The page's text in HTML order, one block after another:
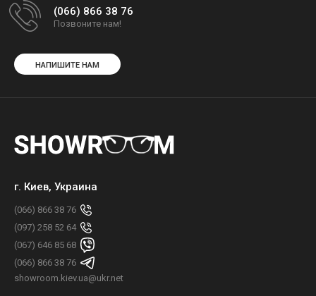
(066) 866 38 76
Позвоните нам!
НАПИШИТЕ НАМ
г. Киев, Украина
(066) 866 38 76
(097) 258 52 64
(067) 646 85 68
(066) 866 38 76
showroom.kiev.ua@ukr.net